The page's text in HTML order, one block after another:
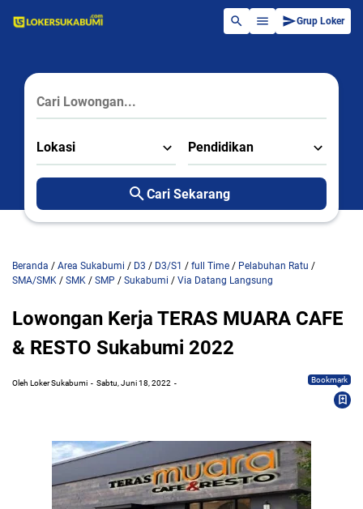
Grup Loker
Lokasi Pendidikan
Cari Sekarang
Beranda / Area Sukabumi / D3 / D3/S1 / full Time / Pelabuhan Ratu /
SMA/SMK / SMK / SMP / Sukabumi / Via Datang Langsung
Lowongan Kerja TERAS MUARA CAFE
& RESTO Sukabumi 2022
Oleh Loker Sukabumi Sabtu, Juni 18, 2022 Bookmark